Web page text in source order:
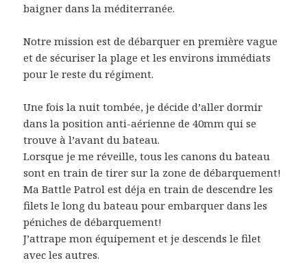
baigner dans la méditerranée.
Notre mission est de débarquer en première vague
et de sécuriser la plage et les environs immédiats
pour le reste du régiment.
Une fois la nuit tombée, je décide d’aller dormir
dans la position anti-aérienne de 40mm qui se
trouve à l’avant du bateau.
Lorsque je me réveille, tous les canons du bateau
sont en train de tirer sur la zone de débarquement!
Ma Battle Patrol est déja en train de descendre les
filets le long du bateau pour embarquer dans les
péniches de débarquement!
J’attrape mon équipement et je descends le filet
avec les autres.